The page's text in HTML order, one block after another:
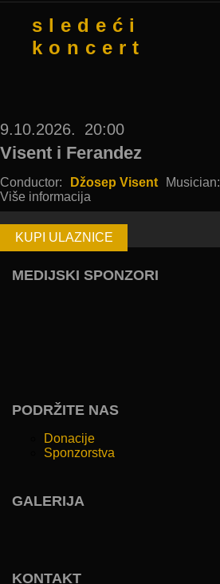
sledeći
koncert
9.10.2026. 20:00
Visent i Ferandez
Conductor: Džosep Visent Musician:
Više informacija
KUPI ULAZNICE
MEDIJSKI SPONZORI
PODRŽITE NAS
Donacije
Sponzorstva
GALERIJA
KONTAKT